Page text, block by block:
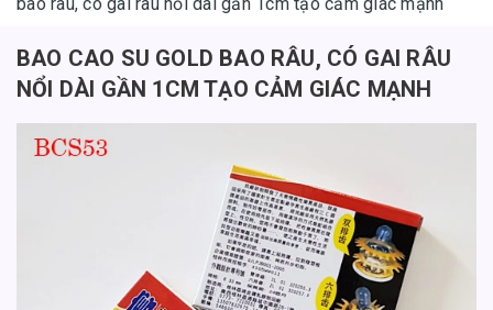
BAO CAO SU GOLD BAO RÂU, CÓ GAI RÂU
NỔI DÀI GẦN 1CM TẠO CẢM GIÁC MẠNH